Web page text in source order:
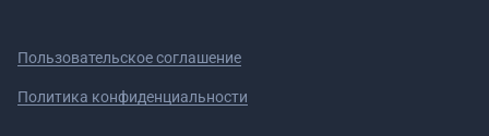
Пользовательское соглашение
Политика конфиденциальности